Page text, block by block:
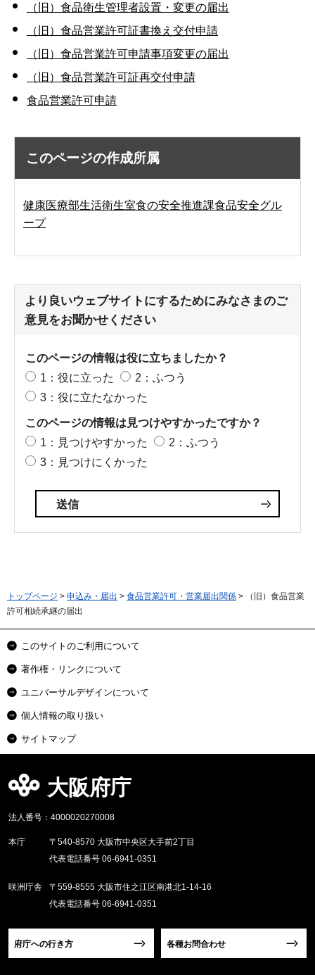
（旧）食品衛生管理者設置・変更の届出
（旧）食品営業許可証書換え交付申請
（旧）食品営業許可申請事項変更の届出
（旧）食品営業許可証再交付申請
食品営業許可申請
このページの作成所属
健康医療部生活衛生室食の安全推進課食品安全グル
ープ
より良いウェブサイトにするためにみなさまのご
意見をお聞かせください
このページの情報は役に立ちましたか？
1：役に立った
2：ふつう
3：役に立たなかった
このページの情報は見つけやすかったですか？
1：見つけやすかった
2：ふつう
3：見つけにくかった
トップページ > 申込み・届出 > 食品営業許可・営業届出関係 > （旧）食品営業
許可相続承継の届出
このサイトのご利用について
著作権・リンクについて
ユニバーサルデザインについて
個人情報の取り扱い
サイトマップ
大阪府庁
法人番号：4000020270008
本庁
〒540-8570 大阪市中央区大手前2丁目
代表電話番号 06-6941-0351
咲洲庁舎
〒559-8555 大阪市住之江区南港北1-14-16
代表電話番号 06-6941-0351
府庁への行き方 各種お問合わせ